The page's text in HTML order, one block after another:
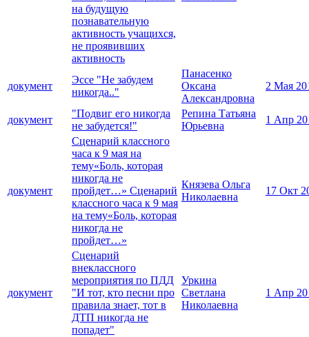
на будущую
познавательную
активность учащихся,
не проявивших
активность
документ
Эссе "Не забудем
никогда.."
Панасенко
Оксана
Александровна
2 Мая
документ
"Подвиг его никогда
не забудется!"
Репина Татьяна
Юрьевна
1 Апр
документ
Сценарий классного
часа к 9 мая на
тему«Боль, которая
никогда не
пройдет…» Сценарий
классного часа к 9 мая
на тему«Боль, которая
никогда не
пройдет…»
Князева Ольга
Николаевна
17 Окт
документ
Сценарий
внеклассного
мероприятия по ПДД
"И тот, кто песни про
правила знает, тот в
ДТП никогда не
попадет"
Уркина
Светлана
Николаевна
1 Апр